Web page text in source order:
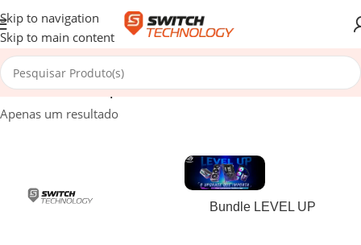
Skip to navigation
Skip to main content
Início/Produtos etiquetados com “5600413206768”
Apenas um resultado
Bundle LEVEL UP